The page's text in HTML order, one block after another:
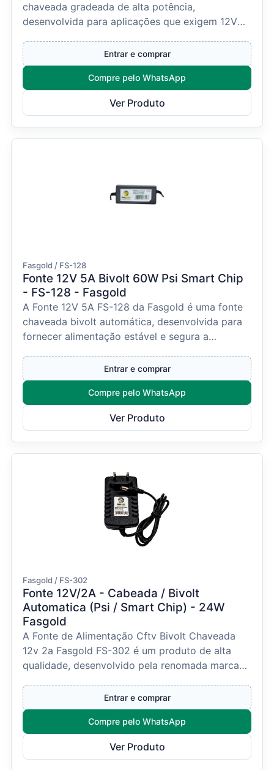
chaveada gradeada de alta potência,
desenvolvida para aplicações que exigem 12V
Entrar e comprar
Compre pelo WhatsApp
Ver Produto
Fasgold / FS-128
Fonte 12V 5A Bivolt 60W Psi Smart Chip
- FS-128 - Fasgold
A Fonte 12V 5A FS-128 da Fasgold é uma fonte
chaveada bivolt automática, desenvolvida para
fornecer alimentação estável e segura a
Entrar e comprar
Compre pelo WhatsApp
Ver Produto
Fasgold / FS-302
Fonte 12V/2A - Cabeada / Bivolt
Automatica (Psi / Smart Chip) - 24W
Fasgold
A Fonte de Alimentação Cftv Bivolt Chaveada
12v 2a Fasgold FS-302 é um produto de alta
qualidade, desenvolvido pela renomada marca
Entrar e comprar
Compre pelo WhatsApp
Ver Produto